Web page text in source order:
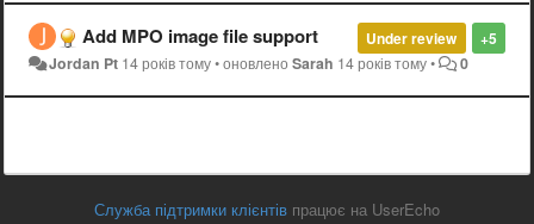
+5
Under review
Add MPO image file support
Jordan Pt 14 років тому•оновленоSarah 14 років тому• 0
Служба підтримки клієнтів працює на UserEcho